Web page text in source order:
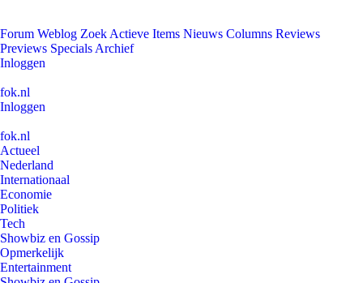
Forum Weblog Zoek Actieve Items Nieuws Columns Reviews
Previews Specials Archief
Inloggen
fok.nl
Inloggen
fok.nl
Actueel
Nederland
Internationaal
Economie
Politiek
Tech
Showbiz en Gossip
Opmerkelijk
Entertainment